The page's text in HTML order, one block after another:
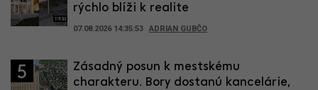
rýchlo blíži k realite
07.08.2026 14:35:53 ADRIAN GUBČO
5
Zásadný posun k mestskému
charakteru. Bory dostanú kancelárie,